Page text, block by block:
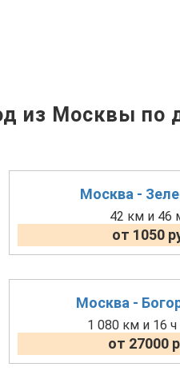
из Москвы по
Москва -
42 км и 46
от 1050
Москва -
1 080 км и 16
от 27000